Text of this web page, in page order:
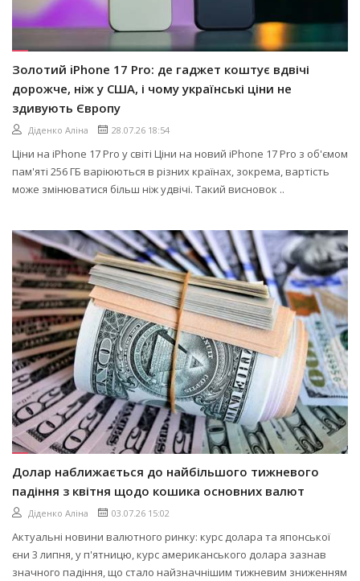
Золотий iPhone 17 Pro: де гаджет коштує вдвічі
дорожче, ніж у США, і чому українські ціни не
здивують Європу
Діденко Аліна 28.07.26 18:54
Ціни на iPhone 17 Pro у світі Ціни на новий iPhone 17 Pro з об'ємом
пам'яті 256 ГБ варіюються в різних країнах, зокрема, вартість
може змінюватися більш ніж удвічі. Такий висновок ..
Долар наближається до найбільшого тижневого
падіння з квітня щодо кошика основних валют
Діденко Аліна 03.07.26 15:02
Актуальні новини валютного ринку: курс долара та японської
єни 3 липня, у п'ятницю, курс американського долара зазнав
значного падіння, що стало найзначнішим тижневим зниженням